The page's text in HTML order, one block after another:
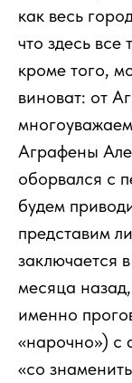
как весь
что здесь
кроме того,
виноват: от
Аграфены
оборвался с
будем
представим
заключается
месяца
именно
«нарочно») с
«со